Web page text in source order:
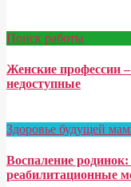
Поиск работы
Женские профессии
недоступные
Здоровье будущей
Воспаление
реабилитационные